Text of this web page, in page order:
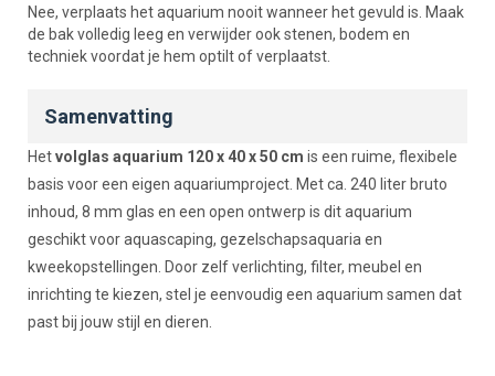
Nee, verplaats het aquarium nooit wanneer het gevuld is. Maak
de bak volledig leeg en verwijder ook stenen, bodem en
techniek voordat je hem optilt of verplaatst.
Samenvatting
Hetvolglas aquarium 120 x 40 x 50 cm is een ruime, flexibele
basis voor een eigen aquariumproject. Met ca. 240 liter bruto
inhoud, 8 mm glas en een open ontwerp is dit aquarium
geschikt voor aquascaping, gezelschapsaquaria en
kweekopstellingen. Door zelf verlichting, filter, meubel en
inrichting te kiezen, stel je eenvoudig een aquarium samen dat
past bij jouw stijl en dieren.